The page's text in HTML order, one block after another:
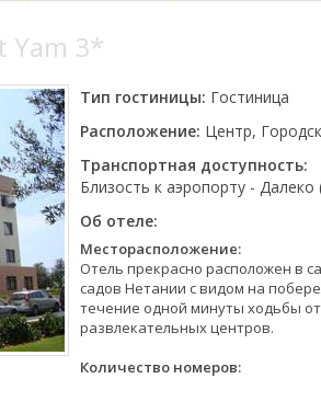
Yam 3*
Тип гостиницы: Гостиница
Расположение: Центр,
Транспортная доступность:
Близость к аэропорту - Далеко
Об отеле:
Месторасположение:
Отель прекрасно расположен в
садов Нетании с видом на
течение одной минуты ходьбы
развлекательных центров.
Количество номеров: